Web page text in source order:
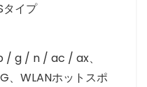
タイプ
/ g / n / ac / ax、
、WLANホットスポ